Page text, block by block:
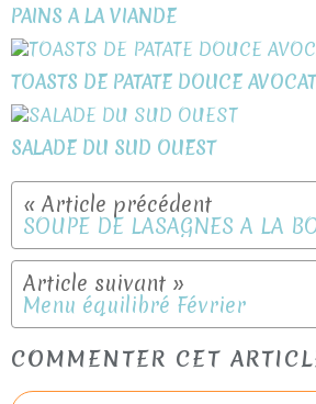
PAINS A LA VIANDE
TOASTS DE PATATE DOUCE
SALADE DU SUD OUEST
SOUPE DE LASAGNES A LA
Menu équilibré Février
COMMENTER CET